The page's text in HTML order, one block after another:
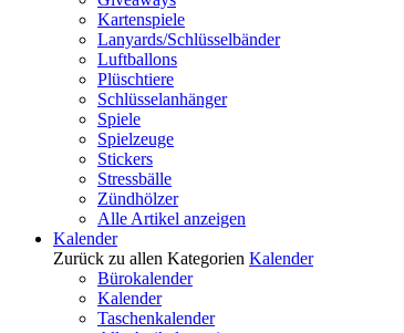
Kartenspiele
Lanyards/Schlüsselbänder
Luftballons
Plüschtiere
Schlüsselanhänger
Spiele
Spielzeuge
Stickers
Stressbälle
Zündhölzer
Alle Artikel anzeigen
Kalender
Zurück zu allen Kategorien Kalender
Bürokalender
Kalender
Taschenkalender